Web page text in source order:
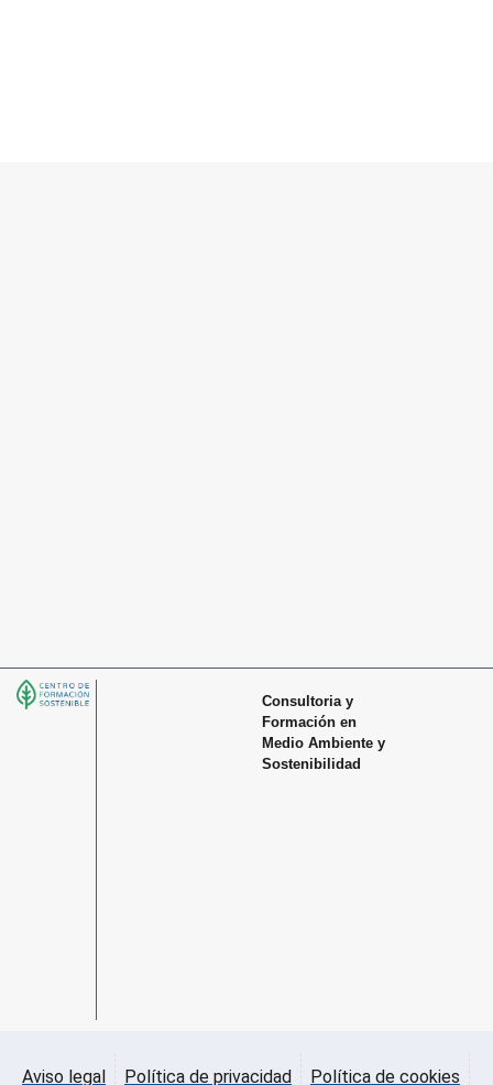
Consultoria y
Formación en
Medio Ambiente y
Sostenibilidad
Aviso legal Política de privacidad Política de cookies